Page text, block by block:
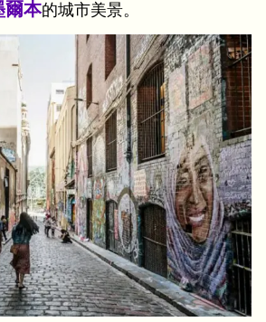
爾本的城市美景。